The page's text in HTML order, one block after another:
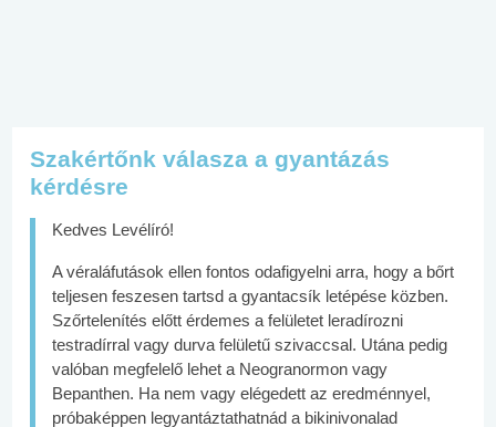
Szakértőnk válasza a gyantázás
kérdésre
Kedves Levélíró!
A véraláfutások ellen fontos odafigyelni arra, hogy a bőrt
teljesen feszesen tartsd a gyantacsík letépése közben.
Szőrtelenítés előtt érdemes a felületet leradírozni
testradírral vagy durva felületű szivaccsal. Utána pedig
valóban megfelelő lehet a Neogranormon vagy
Bepanthen. Ha nem vagy elégedett az eredménnyel,
próbaképpen legyantáztathatnád a bikinivonalad